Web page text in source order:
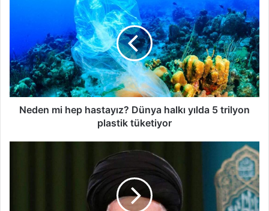
Neden mi hep hastayız? Dünya halkı yılda 5 trilyon
plastik tüketiyor